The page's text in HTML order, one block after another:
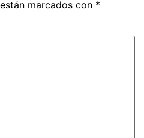
marcados con *